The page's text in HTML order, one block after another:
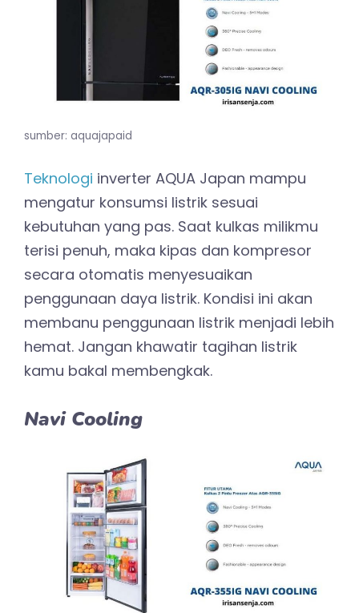
sumber: aquajapaid
Teknologi inverter AQUA Japan mampu
mengatur konsumsi listrik sesuai
kebutuhan yang pas. Saat kulkas milikmu
terisi penuh, maka kipas dan kompresor
secara otomatis menyesuaikan
penggunaan daya listrik. Kondisi ini akan
membanu penggunaan listrik menjadi lebih
hemat. Jangan khawatir tagihan listrik
kamu bakal membengkak.
Navi Cooling